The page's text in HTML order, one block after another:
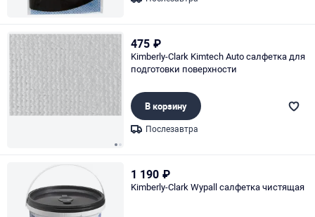
475 ₽
Kimberly-Clark Kimtech Auto салфетка для
подготовки поверхности
В корзину
Послезавтра
1 190 ₽
Kimberly-Clark Wypall салфетка чистящая